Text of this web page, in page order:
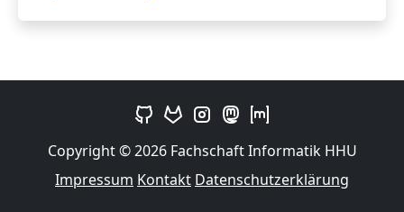
Copyright © 2026 Fachschaft Informatik HHU
Impressum Kontakt Datenschutzerklärung